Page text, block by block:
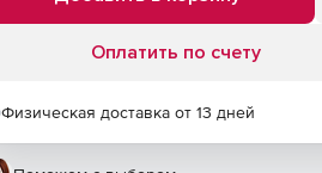
Оплатить по счету
Физическая доставка от 13 дней